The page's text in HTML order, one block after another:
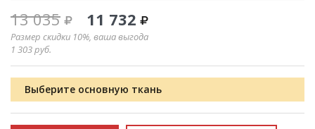
13 035 11 732
Размер скидки 10%, ваша выгода
1 303руб.
Выберите основную ткань